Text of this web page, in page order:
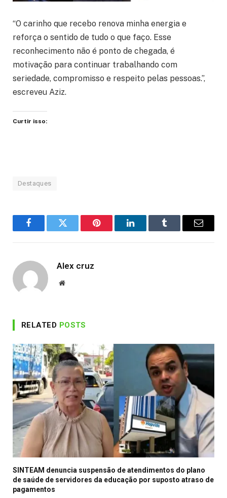
“O carinho que recebo renova minha energia e
reforça o sentido de tudo o que faço. Esse
reconhecimento não é ponto de chegada, é
motivação para continuar trabalhando com
seriedade, compromisso e respeito pelas pessoas.”,
escreveu Aziz.
Curtir isso:
Destaques
FacebookTwitter Pinterest LinkedInTumblr Email
Alex cruz
Website
RELATED POSTS
SINTEAM denuncia suspensão de atendimentos do plano
de saúde de servidores da educação por suposto atraso de
pagamentos